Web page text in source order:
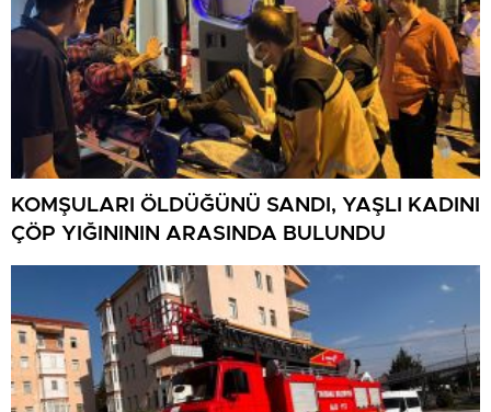
KOMŞULARI ÖLDÜĞÜNÜ SANDI, YAŞLI KADINI
ÇÖP YIĞINININ ARASINDA BULUNDU